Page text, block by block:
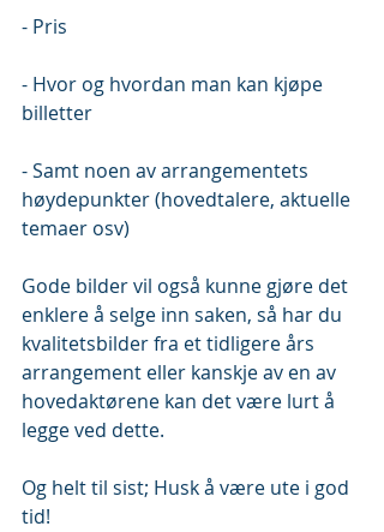
- Pris
- Hvor og hvordan man kan kjøpe
billetter
- Samt noen av arrangementets
høydepunkter (hovedtalere, aktuelle
temaer osv)
Gode bilder vil også kunne gjøre det
enklere å selge inn saken, så har du
kvalitetsbilder fra et tidligere års
arrangement eller kanskje av en av
hovedaktørene kan det være lurt å
legge ved dette.
Og helt til sist; Husk å være ute i god
tid!